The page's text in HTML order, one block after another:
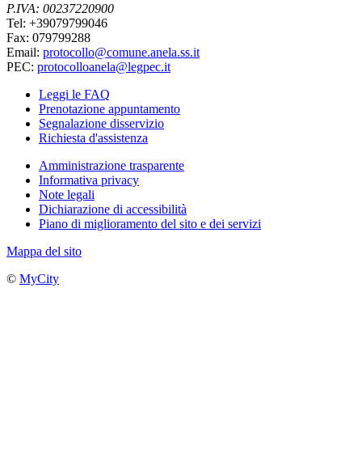
P.IVA: 00237220900
Tel: +39079799046
Fax: 079799288
Email: protocollo@comune.anela.ss.it
PEC: protocolloanela@legpec.it
Leggi le FAQ
Prenotazione appuntamento
Segnalazione disservizio
Richiesta d'assistenza
Amministrazione trasparente
Informativa privacy
Note legali
Dichiarazione di accessibilità
Piano di miglioramento del sito e dei servizi
Mappa del sito
© MyCity